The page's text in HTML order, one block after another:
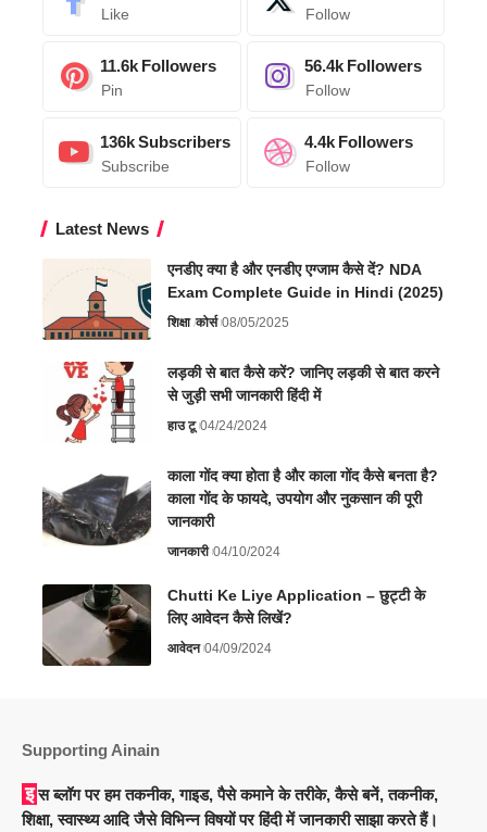
Like Follow
11.6k Followers
Pin
56.4k Followers
Follow
136kSubscribers
Subscribe
4.4k Followers
Follow
Latest News
एनडीए क्या है और एनडीए एग्जाम कैसे दें? NDA
Exam Complete Guide in Hindi (2025)
शिक्षा कोर्स 08/05/2025
लड़की से बात कैसे करें? जानिए लड़की से बात करने
से जुड़ी सभी जानकारी हिंदी में
हाउ टू 04/24/2024
काला गोंद क्या होता है और काला गोंद कैसे बनता है?
काला गोंद के फायदे, उपयोग और नुकसान की पूरी
जानकारी
जानकारी 04/10/2024
Chutti Ke Liye Application – छुट्टी के
लिए आवेदन कैसे लिखें?
आवेदन 04/09/2024
Supporting Ainain
इस ब्लॉग पर हम तकनीक, गाइड, पैसे कमाने के तरीके, कैसे बनें, तकनीक,
शिक्षा, स्वास्थ्य आदि जैसे विभिन्न विषयों पर हिंदी में जानकारी साझा करते हैं।